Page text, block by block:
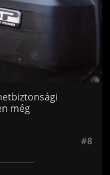
még
#8